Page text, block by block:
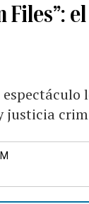
Files”:
justicia